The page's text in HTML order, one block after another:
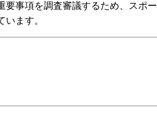
事項を調査審議するため、スポー
ます。